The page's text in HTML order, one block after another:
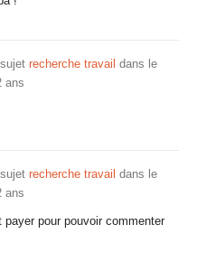
recherche travail dans le
ans
recherche travail dans le
ans
pour pouvoir commenter